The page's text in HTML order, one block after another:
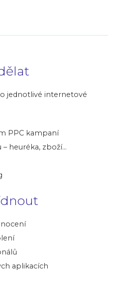
jednotlivé internetové
PPC kampaní
heuréka, zboží…
aplikacích